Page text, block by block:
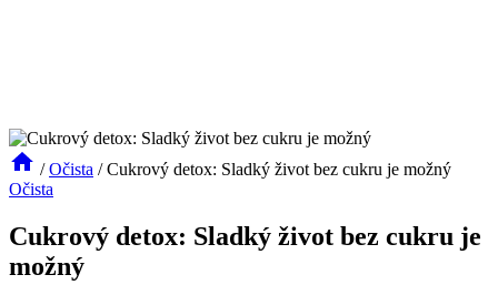
/ Očista / Cukrový detox: Sladký život bez cukru je možný
Očista
Cukrový detox: Sladký život bez cukru je
možný